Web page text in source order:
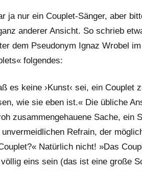
ja nur ein Couplet-Sänger, aber
anderer Ansicht. So schrieb
dem Pseudonym Ignaz Wrobel
folgendes:
es keine ›Kunst‹ sei, ein Couplet
wie sie eben ist.« Die übliche
zusammengehauene Sache, ein
Refrain, der
Natürlich nicht! »Das
eins sein (das ist eine große